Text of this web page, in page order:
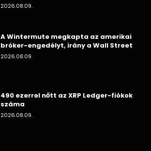
2026.08.09.
A Wintermute megkapta az amerikai
bróker-engedélyt, irány a Wall Street
2026.08.09.
490 ezerrel nőtt az XRP Ledger-fiókok
száma
2026.08.09.